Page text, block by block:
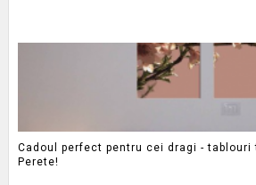
Cadoul perfect pentru cei dragi -
Perete!